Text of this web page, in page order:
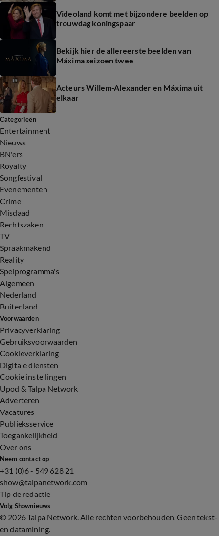
Videoland komt met bijzondere beelden op
trouwdag koningspaar
Bekijk hier de allereerste beelden van
Máxima seizoen twee
Acteurs Willem-Alexander en Máxima uit
elkaar
Categorieën
Entertainment
Nieuws
BN'ers
Royalty
Songfestival
Evenementen
Crime
Misdaad
Rechtszaken
TV
Spraakmakend
Reality
Spelprogramma's
Algemeen
Nederland
Buitenland
Voorwaarden
Privacyverklaring
Gebruiksvoorwaarden
Cookieverklaring
Digitale diensten
Cookie instellingen
Upod & Talpa Network
Adverteren
Vacatures
Publieksservice
Toegankelijkheid
Over ons
Neem contact op
+31 (0)6 - 549 628 21
show@talpanetwork.com
Tip de redactie
Volg Shownieuws
© 2026 Talpa Network. Alle rechten voorbehouden. Geen tekst-
en datamining.